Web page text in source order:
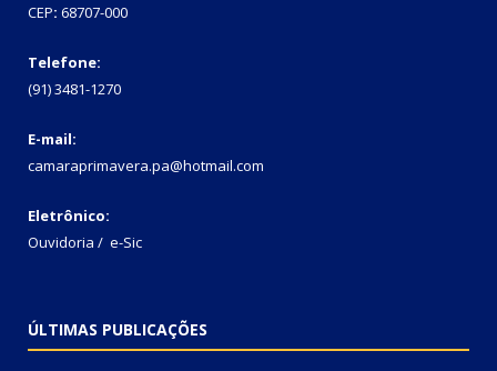
CEP: 68707-000
Telefone:
(91) 3481-1270
E-mail:
camaraprimavera.pa@hotmail.com
Eletrônico:
Ouvidoria / e-Sic
ÚLTIMAS PUBLICAÇÕES